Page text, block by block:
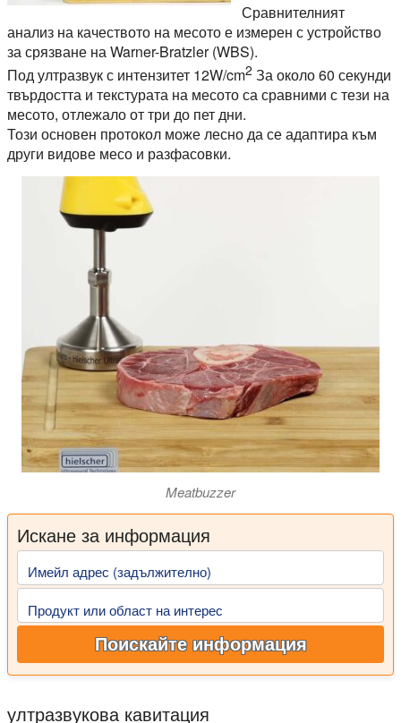
Сравнителният
анализ на качеството на месото е измерен с устройство
за срязване на Warner-Bratzler (WBS).
Под ултразвук с интензитет 12W/cm2 За около 60 секунди
твърдостта и текстурата на месото са сравними с тези на
месото, отлежало от три до пет дни.
Този основен протокол може лесно да се адаптира към
други видове месо и разфасовки.
Meatbuzzer
Искане за информация
Имейл адрес (задължително)
Продукт или област на интерес
Поискайте информация
ултразвукова кавитация